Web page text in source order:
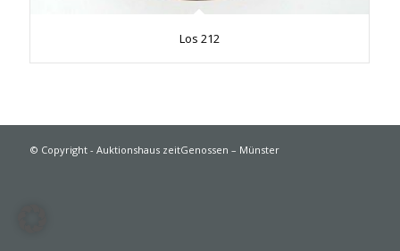
Los 212
© Copyright - Auktionshaus zeitGenossen – Münster